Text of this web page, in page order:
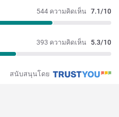
544 ความคิดเห็น 7.1/10
393 ความคิดเห็น 5.3/10
สนับสนุนโดย